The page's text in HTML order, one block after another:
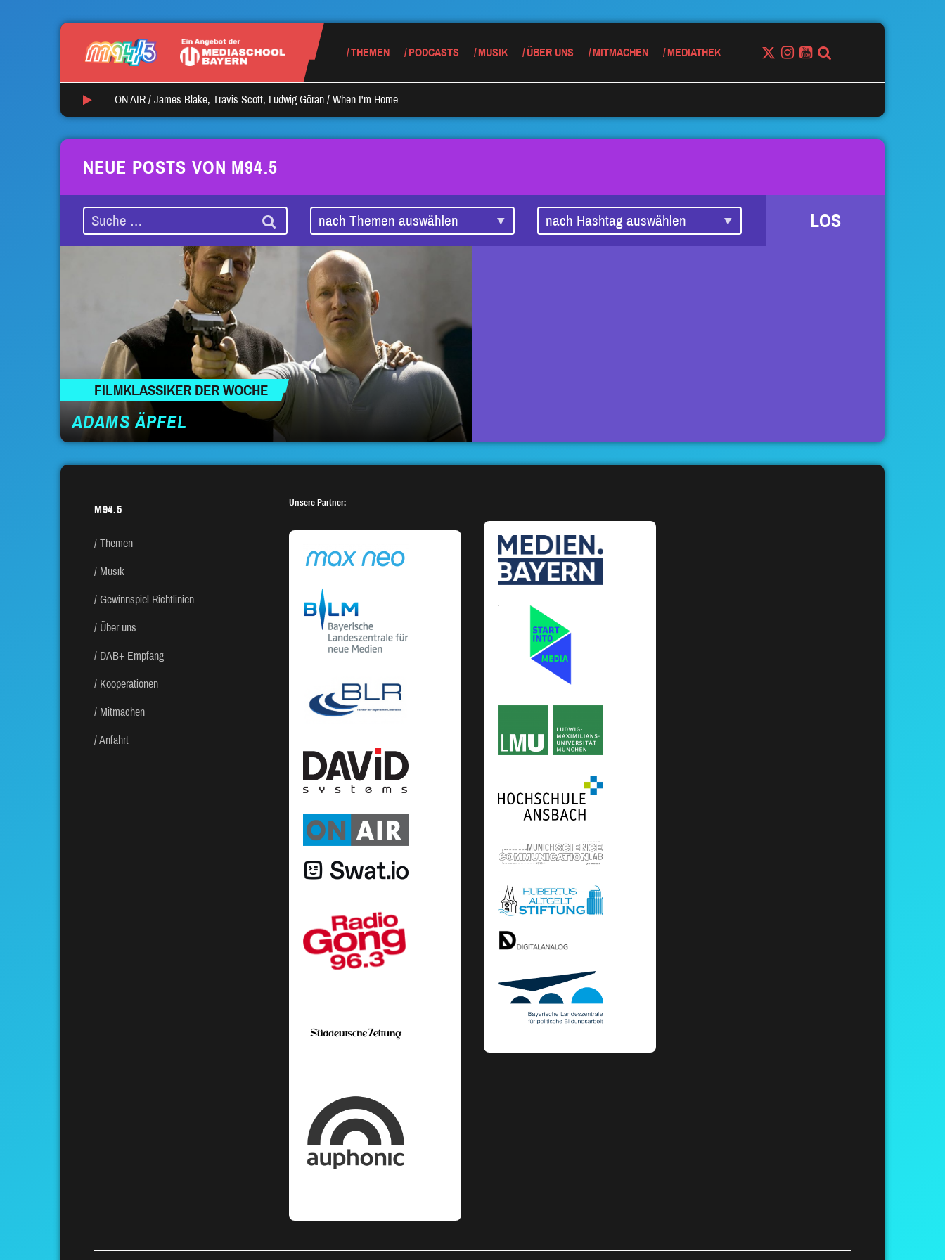
THEMEN PODCASTS MUSIK ÜBER UNS MITMACHEN MEDIATHEK
ON AIR / James Blake, Travis Scott, Ludwig Göran / When I'm Home
NEUE POSTS VON M94.5
LOS
FILMKLASSIKER DER WOCHE
ADAMS ÄPFEL
M94.5
Themen
Musik
Gewinnspiel-Richtlinien
Über uns
DAB+ Empfang
Kooperationen
Mitmachen
Anfahrt
Unsere Partner: